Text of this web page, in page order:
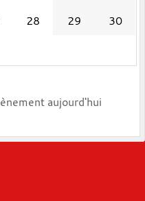
28 29
30
aujourd'hui